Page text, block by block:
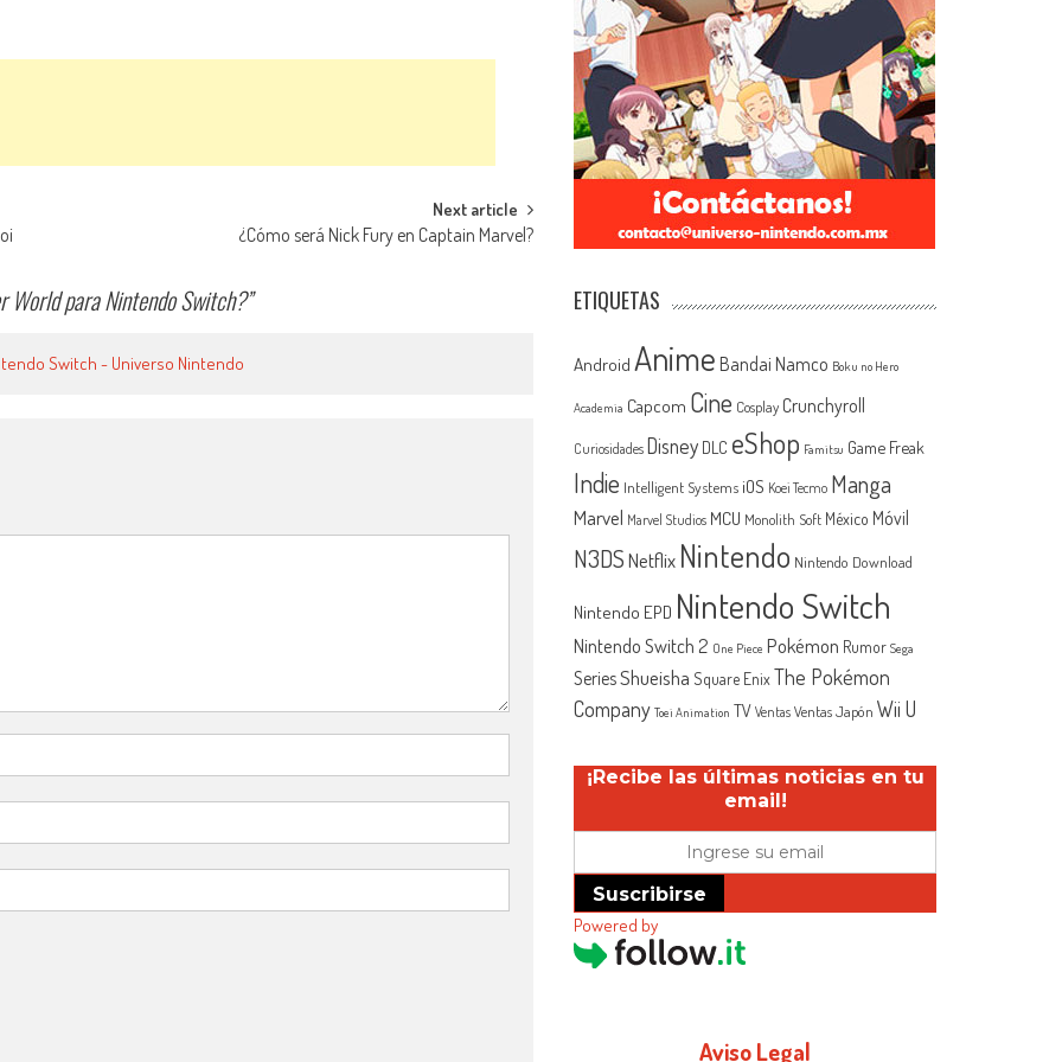
Next article
¿Cómo será Nick Fury en Captain Marvel?
World para Nintendo Switch?”
Switch - Universo Nintendo
ETIQUETAS
Android Anime Bandai Namco Boku no Hero
Academia Capcom Cine Cosplay Crunchyroll
Curiosidades Disney DLC eShop Famitsu Game Freak
Indie Intelligent Systems iOS Koei Tecmo Manga
Marvel Marvel Studios MCU Monolith Soft México Móvil
N3DSNetflix Nintendo Nintendo Download
Nintendo EPD Nintendo Switch
Nintendo Switch 2 One Piece Pokémon Rumor Sega
SeriesShueisha Square EnixThe Pokémon
Company Toei Animation TV Ventas Ventas Japón Wii U
¡Recibe las últimas noticias en tu
email!
Suscribirse
Powered by
Aviso Legal